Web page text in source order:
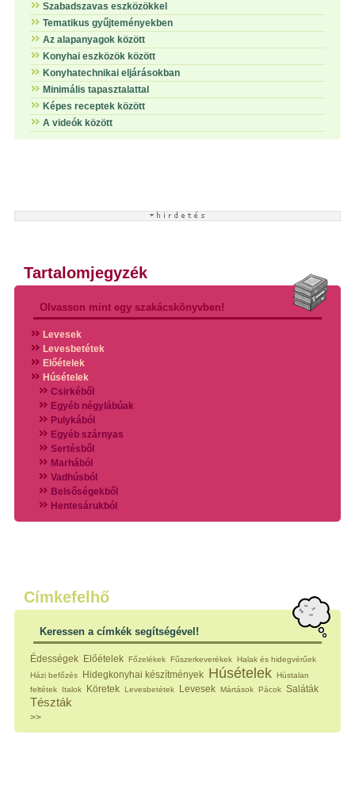
Szabadszavas eszközökkel
Tematikus gyűjteményekben
Az alapanyagok között
Konyhai eszközök között
Konyhatechnikai eljárásokban
Minimális tapasztalattal
Képes receptek között
A videók között
Tartalomjegyzék
Olvasson mint egy szakácskönyvben!
Levesek
Levesbetétek
Előételek
Húsételek
Csirkéből
Egyéb négylábúak
Pulykából
Egyéb szárnyas
Sertésből
Marhából
Vadhúsból
Belsőségekből
Hentesárukból
Vadszárnyasokból
Köretek
Klasszikus főzelékek
Zöldséges ételek
Hidegkonyhai készítmények
Főtt tészták
Zsiradékban sült tészták
Sütőben sült tészták
Mártások
Címkefelhő
Keressen a címkék segítségével!
Édességek Előételek Főzelékek Fűszerkeverékek Halak és hidegvérűek
Házi befőzés
Hidegkonyhai készítmények Húsételek Hústalan
feltétek
Italok Köretek Levesbetétek Levesek Mártások Pácok Saláták
Tészták
>>